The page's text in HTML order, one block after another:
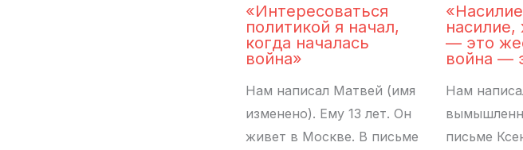
«Интересоваться
политикой я начал,
когда началась
война»
Нам написал Матвей (имя
изменено). Ему 13 лет. Он
живет в Москве. В письме
насилие,
— это
война —
Нам
письме